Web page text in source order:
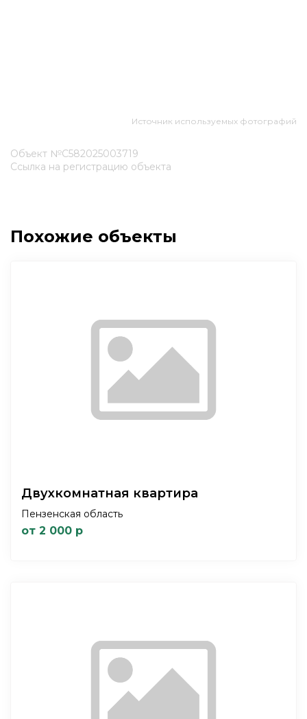
Источник используемых фотографий
Объект №С582025003719
Ссылка на регистрацию объекта
Похожие объекты
Двухкомнатная квартира
Пензенская область
от 2 000 р